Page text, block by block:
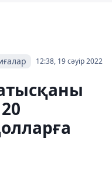
12:38, 19 сәуір 2022